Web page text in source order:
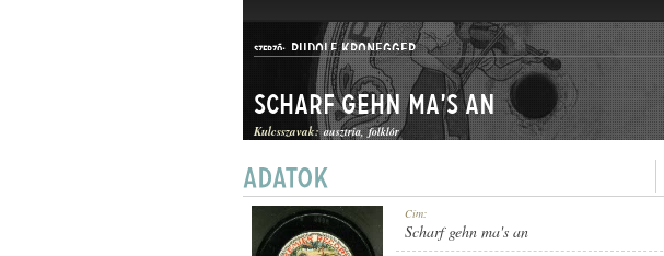
SZERZŐ: RUDOLF KRONEGGER
LÄNDLER
Scharf gehn ma's an
Kulcsszavak: ausztria folklór
Cím:
Scharf gehn ma's an